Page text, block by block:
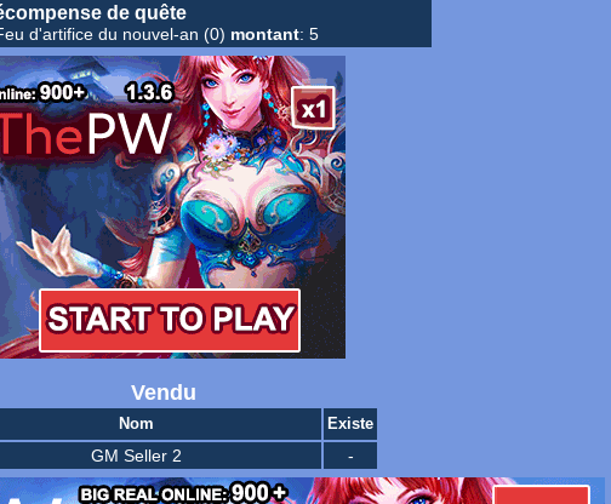
de quête
d'artifice du nouvel-an (0) montant: 5
Vendu
Nom Existe
GM Seller 2 -